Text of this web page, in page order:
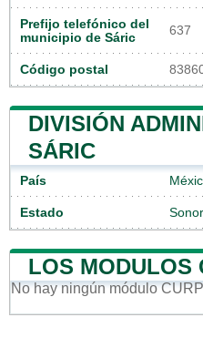
Prefijo telefónico del
municipio de Sáric
637
Código postal
DIVISIÓN
SÁRIC
País
Estado
LOS MODULOS
No hay ningún módulo